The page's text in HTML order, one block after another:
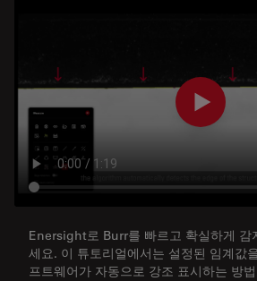
Enersight로 Burr를 빠르고 확실하게 감
세요. 이 튜토리얼에서는 설정된 임계값
프트웨어가 자동으로 강조 표시하는 방